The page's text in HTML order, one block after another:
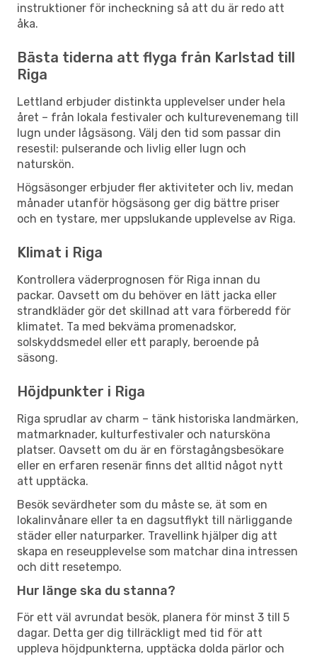
instruktioner för incheckning så att du är redo att
åka.
Bästa tiderna att flyga från Karlstad till
Riga
Lettland erbjuder distinkta upplevelser under hela
året – från lokala festivaler och kulturevenemang till
lugn under lågsäsong. Välj den tid som passar din
resestil: pulserande och livlig eller lugn och
naturskön.
Högsäsonger erbjuder fler aktiviteter och liv, medan
månader utanför högsäsong ger dig bättre priser
och en tystare, mer uppslukande upplevelse av Riga.
Klimat i Riga
Kontrollera väderprognosen för Riga innan du
packar. Oavsett om du behöver en lätt jacka eller
strandkläder gör det skillnad att vara förberedd för
klimatet. Ta med bekväma promenadskor,
solskyddsmedel eller ett paraply, beroende på
säsong.
Höjdpunkter i Riga
Riga sprudlar av charm – tänk historiska landmärken,
matmarknader, kulturfestivaler och natursköna
platser. Oavsett om du är en förstagångsbesökare
eller en erfaren resenär finns det alltid något nytt
att upptäcka.
Besök sevärdheter som du måste se, ät som en
lokalinvånare eller ta en dagsutflykt till närliggande
städer eller naturparker. Travellink hjälper dig att
skapa en reseupplevelse som matchar dina intressen
och ditt resetempo.
Hur länge ska du stanna?
För ett väl avrundat besök, planera för minst 3 till 5
dagar. Detta ger dig tillräckligt med tid för att
uppleva höjdpunkterna, upptäcka dolda pärlor och